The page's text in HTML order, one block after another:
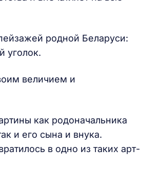
родной Беларуси:
уголок.
величием и
как родоначальника
и его сына и внука.
в одно из таких арт-